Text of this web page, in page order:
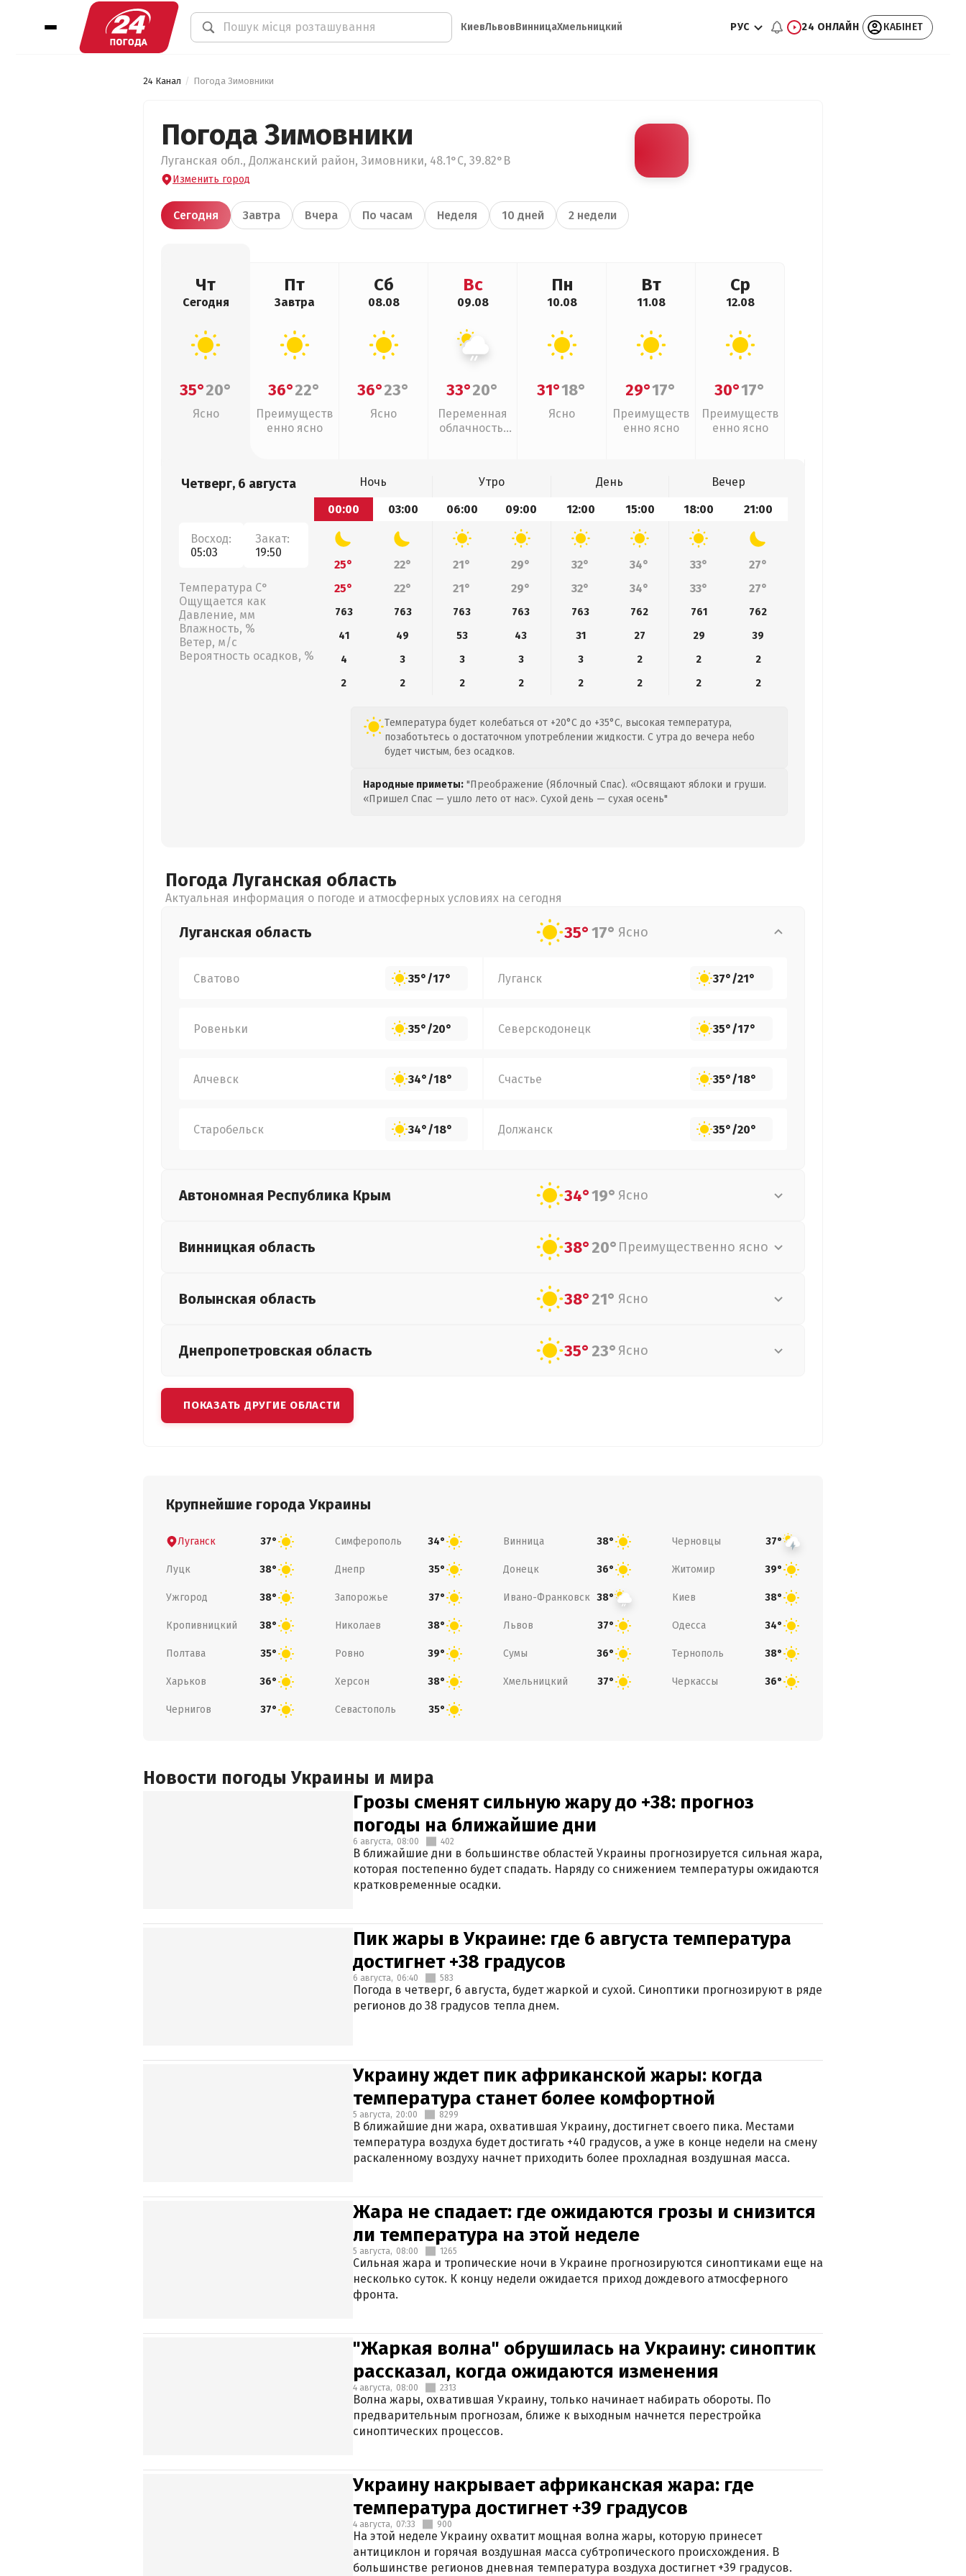
КиевЛьвовВинницаХмельницкий РУС 24 ОНЛАЙН КАБІНЕТ
24 Канал Погода Зимовники
Погода Зимовники
Луганская обл., Должанский район, Зимовники, 48.1°С, 39.82°В
Изменить город
Сегодня Завтра Вчера По часам Неделя 10 дней 2 недели
Чт
Сегодня
35°20°
Ясно
Пт
Завтра
36°22°
Преимуществ
енно ясно
Сб
08.08
36°23°
Ясно
Вс
09.08
33°20°
Переменная
облачность,
Пн
10.08
31°18°
Ясно
Вт
11.08
29°17°
Преимуществ
енно ясно
Ср
12.08
30°17°
Преимуществ
енно ясно
Четверг, 6 августа
Восход:
05:03
Закат:
19:50
Температура С°
Ощущается как
Давление, мм
Влажность, %
Ветер, м/с
Вероятность осадков, %
Ночь Утро День
Вечер
00:00
03:00 06:00 09:00 12:00 15:00 18:00 21:00
25° 22° 21° 29° 32° 34° 33°
27°
25°
22° 21° 29° 32° 34° 33° 27°
763 763 763 763 763 762 761
762
41
49 53 43 31 27 29
39
4
3 3 3 3 2 2
2
2
2 2 2 2 2 2 2
Температура будет колебаться от +20°C до +35°C, высокая температура,
позаботьтесь о достаточном употреблении жидкости. С утра до вечера небо
будет чистым, без осадков.
Народные приметы: "Преображение (Яблочный Спас). «Освящают яблоки и груши.
«Пришел Спас — ушло лето от нас». Сухой день — сухая осень"
Погода Луганская область
Актуальная информация о погоде и атмосферных условиях на сегодня
Луганская область 35°17° Ясно
Сватово 35°/17° Луганск 37°/21°
Ровеньки 35°/20° Северскодонецк 35°/17°
Алчевск 34°/18° Счастье 35°/18°
Старобельск 34°/18° Должанск 35°/20°
Автономная Республика Крым 34°19° Ясно
Винницкая область 38°20° Преимущественно ясно
Волынская область 38°21° Ясно
Днепропетровская область 35°23° Ясно
ПОКАЗАТЬ ДРУГИЕ ОБЛАСТИ
Крупнейшие города Украины
Луганск 37° Симферополь 34° Винница 38° Черновцы 37°
Луцк 38° Днепр 35° Донецк 36° Житомир 39°
Ужгород 38° Запорожье 37° Ивано-Франковск 38° Киев 38°
Кропивницкий 38° Николаев 38° Львов 37° Одесса 34°
Полтава 35° Ровно 39° Сумы 36° Тернополь 38°
Харьков 36° Херсон 38° Хмельницкий 37° Черкассы 36°
Чернигов 37° Севастополь 35°
Новости погоды Украины и мира
Грозы сменят сильную жару до +38: прогноз
погоды на ближайшие дни
6 августа, 08:00 402
В ближайшие дни в большинстве областей Украины прогнозируется сильная жара,
которая постепенно будет спадать. Наряду со снижением температуры ожидаются
кратковременные осадки.
Пик жары в Украине: где 6 августа температура
достигнет +38 градусов
6 августа, 06:40 583
Погода в четверг, 6 августа, будет жаркой и сухой. Синоптики прогнозируют в ряде
регионов до 38 градусов тепла днем.
Украину ждет пик африканской жары: когда
температура станет более комфортной
5 августа, 20:00 8299
В ближайшие дни жара, охватившая Украину, достигнет своего пика. Местами
температура воздуха будет достигать +40 градусов, а уже в конце недели на смену
раскаленному воздуху начнет приходить более прохладная воздушная масса.
Жара не спадает: где ожидаются грозы и снизится
ли температура на этой неделе
5 августа, 08:00 1265
Сильная жара и тропические ночи в Украине прогнозируются синоптиками еще на
несколько суток. К концу недели ожидается приход дождевого атмосферного
фронта.
"Жаркая волна" обрушилась на Украину: синоптик
рассказал, когда ожидаются изменения
4 августа, 08:00 2313
Волна жары, охватившая Украину, только начинает набирать обороты. По
предварительным прогнозам, ближе к выходным начнется перестройка
синоптических процессов.
Украину накрывает африканская жара: где
температура достигнет +39 градусов
4 августа, 07:33 900
На этой неделе Украину охватит мощная волна жары, которую принесет
антициклон и горячая воздушная масса субтропического происхождения. В
большинстве регионов дневная температура воздуха достигнет +39 градусов.